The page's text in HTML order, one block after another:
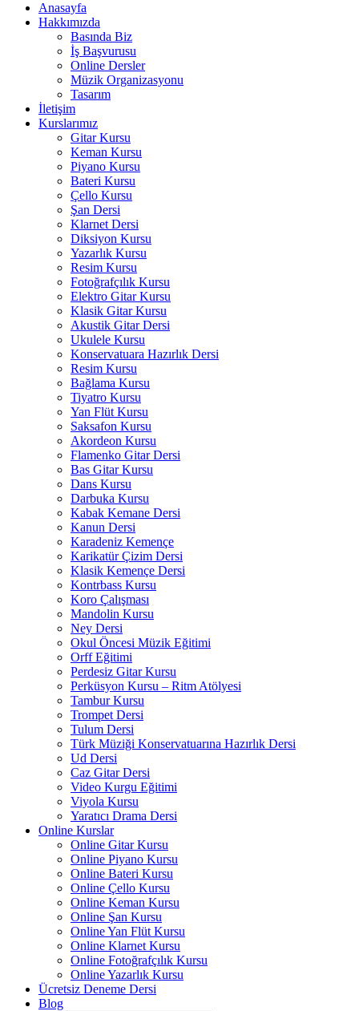
Anasayfa
Hakkımızda
Basında Biz
İş Başvurusu
Online Dersler
Müzik Organizasyonu
Tasarım
İletişim
Kurslarımız
Gitar Kursu
Keman Kursu
Piyano Kursu
Bateri Kursu
Çello Kursu
Şan Dersi
Klarnet Dersi
Diksiyon Kursu
Yazarlık Kursu
Resim Kursu
Fotoğrafçılık Kursu
Elektro Gitar Kursu
Klasik Gitar Kursu
Akustik Gitar Dersi
Ukulele Kursu
Konservatuara Hazırlık Dersi
Resim Kursu
Bağlama Kursu
Tiyatro Kursu
Yan Flüt Kursu
Saksafon Kursu
Akordeon Kursu
Flamenko Gitar Dersi
Bas Gitar Kursu
Dans Kursu
Darbuka Kursu
Kabak Kemane Dersi
Kanun Dersi
Karadeniz Kemençe
Karikatür Çizim Dersi
Klasik Kemençe Dersi
Kontrbass Kursu
Koro Çalışması
Mandolin Kursu
Ney Dersi
Okul Öncesi Müzik Eğitimi
Orff Eğitimi
Perdesiz Gitar Kursu
Perküsyon Kursu – Ritm Atölyesi
Tambur Kursu
Trompet Dersi
Tulum Dersi
Türk Müziği Konservatuarına Hazırlık Dersi
Ud Dersi
Caz Gitar Dersi
Video Kurgu Eğitimi
Viyola Kursu
Yaratıcı Drama Dersi
Online Kurslar
Online Gitar Kursu
Online Piyano Kursu
Online Bateri Kursu
Online Çello Kursu
Online Keman Kursu
Online Şan Kursu
Online Yan Flüt Kursu
Online Klarnet Kursu
Online Fotoğrafçılık Kursu
Online Yazarlık Kursu
Ücretsiz Deneme Dersi
Blog